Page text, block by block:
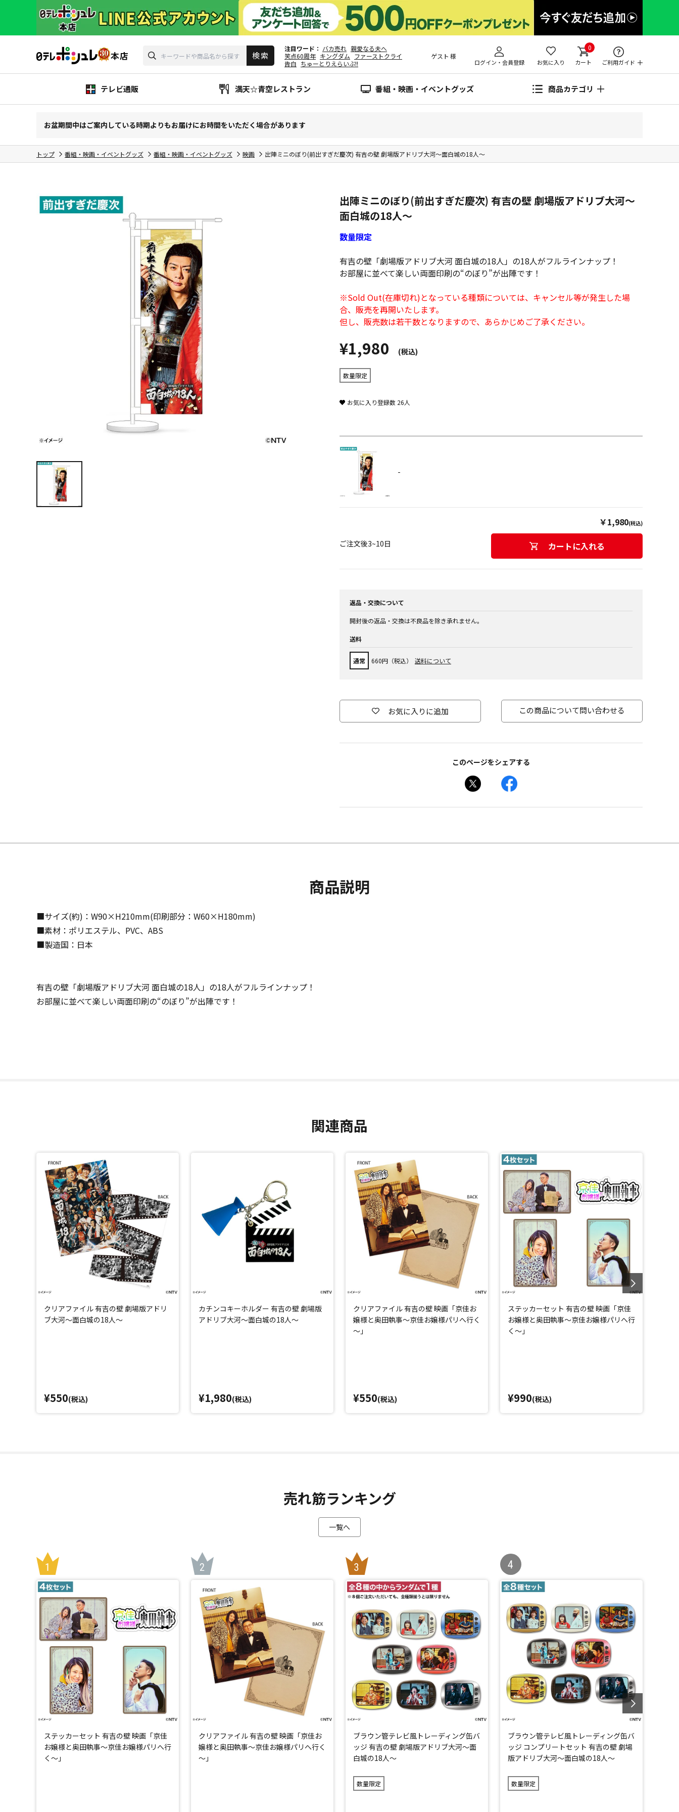
注目ワード バカ売れ 親愛なる夫へ
笑点60周年 キングダム ファーストクライ
告白 ちゅーとりえらいぶ!!
ゲスト 様
ログイン・会員登録 お気に入り
0
カート ご利用ガイド
テレビ通販 満天☆青空レストラン 番組・映画・イベントグッズ 商品カテゴリ
お盆期間中はご案内している時期よりもお届けにお時間をいただく場合があります
トップ 番組・映画・イベントグッズ 番組・映画・イベントグッズ 映画 出陣ミニのぼり(前出すぎだ慶次) 有吉の壁 劇場版アドリブ大河～面白城の18人～
出陣ミニのぼり(前出すぎだ慶次) 有吉の壁 劇場版アドリブ大河～
面白城の18人～
数量限定
有吉の壁「劇場版アドリブ大河 面白城の18人」の18人がフルラインナップ！
お部屋に並べて楽しい両面印刷の“のぼり”が出陣です！
※Sold Out(在庫切れ)となっている種類については、キャンセル等が発生した場
合、販売を再開いたします。
但し、販売数は若干数となりますので、あらかじめご了承ください。
¥1,980 (税込)
数量限定
お気に入り登録数 26人
-
￥1,980(税込)
ご注文後3~10日 カートに入れる
返品・交換について
開封後の返品・交換は不良品を除き承れません。
送料
通常 660円（税込） 送料について
お気に入りに追加 この商品について問い合わせる
このページをシェアする
商品説明
■サイズ(約)：W90×H210mm(印刷部分：W60×H180mm)
■素材：ポリエステル、PVC、ABS
■製造国：日本
有吉の壁「劇場版アドリブ大河 面白城の18人」の18人がフルラインナップ！
お部屋に並べて楽しい両面印刷の“のぼり”が出陣です！
関連商品
クリアファイル 有吉の壁 劇場版アドリ
ブ大河～面白城の18人～
¥550(税込)
カチンコキーホルダー 有吉の壁 劇場版
アドリブ大河～面白城の18人～
¥1,980(税込)
クリアファイル 有吉の壁 映画「京佳お
嬢様と奥田執事～京佳お嬢様パリへ行く
～」
¥550(税込)
ステッカーセット 有吉の壁 映画「京佳
お嬢様と奥田執事～京佳お嬢様パリへ行
く～」
¥990(税込)
売れ筋ランキング
一覧へ
ステッカーセット 有吉の壁 映画「京佳
お嬢様と奥田執事～京佳お嬢様パリへ行
く～」
クリアファイル 有吉の壁 映画「京佳お
嬢様と奥田執事～京佳お嬢様パリへ行く
～」
ブラウン管テレビ風トレーディング缶バ
ッジ 有吉の壁 劇場版アドリブ大河～面
白城の18人～
数量限定
ブラウン管テレビ風トレーディング缶バ
ッジ コンプリートセット 有吉の壁 劇場
版アドリブ大河～面白城の18人～
数量限定